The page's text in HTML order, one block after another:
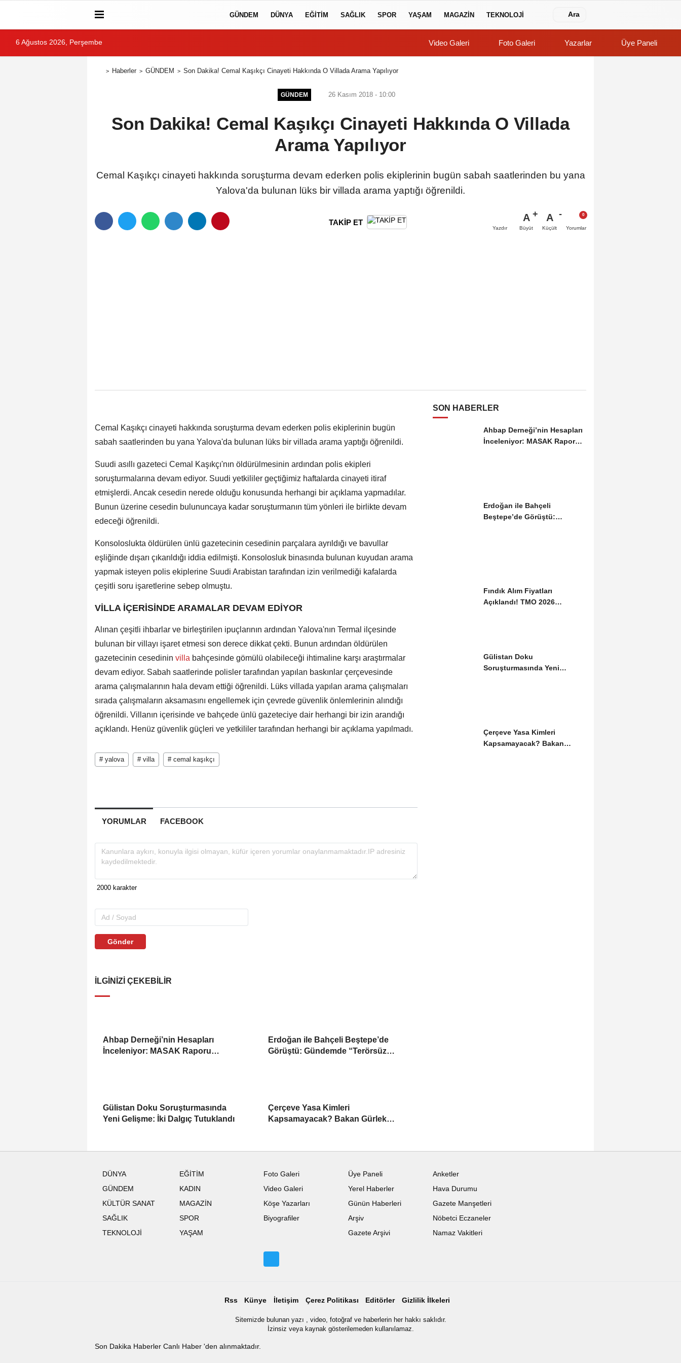
GÜNDEM DÜNYA EĞİTİM SAĞLIK SPOR YAŞAM MAGAZİN TEKNOLOJİ Ara
6 Ağustos 2026, Perşembe Video Galeri Foto Galeri Yazarlar Üye Paneli
Haberler GÜNDEM Son Dakika! Cemal Kaşıkçı Cinayeti Hakkında O Villada Arama Yapılıyor
GÜNDEM 26 Kasım 2018 - 10:00
Son Dakika! Cemal Kaşıkçı Cinayeti Hakkında O Villada
Arama Yapılıyor
Cemal Kaşıkçı cinayeti hakkında soruşturma devam ederken polis ekiplerinin bugün sabah saatlerinden bu yana
Yalova'da bulunan lüks bir villada arama yaptığı öğrenildi.
TAKİP ET
Yazdır
A
Büyüt
A
Küçült Yorumlar
Cemal Kaşıkçı cinayeti hakkında soruşturma devam ederken polis ekiplerinin bugün
sabah saatlerinden bu yana Yalova'da bulunan lüks bir villada arama yaptığı öğrenildi.
Suudi asıllı gazeteci Cemal Kaşıkçı'nın öldürülmesinin ardından polis ekipleri
soruşturmalarına devam ediyor. Suudi yetkililer geçtiğimiz haftalarda cinayeti itiraf
etmişlerdi. Ancak cesedin nerede olduğu konusunda herhangi bir açıklama yapmadılar.
Bunun üzerine cesedin bulununcaya kadar soruşturmanın tüm yönleri ile birlikte devam
edeceği öğrenildi.
Konsoloslukta öldürülen ünlü gazetecinin cesedinin parçalara ayrıldığı ve bavullar
eşliğinde dışarı çıkarıldığı iddia edilmişti. Konsolosluk binasında bulunan kuyudan arama
yapmak isteyen polis ekiplerine Suudi Arabistan tarafından izin verilmediği kafalarda
çeşitli soru işaretlerine sebep olmuştu.
VİLLA İÇERİSİNDE ARAMALAR DEVAM EDİYOR
Alınan çeşitli ihbarlar ve birleştirilen ipuçlarının ardından Yalova'nın Termal ilçesinde
bulunan bir villayı işaret etmesi son derece dikkat çekti. Bunun ardından öldürülen
gazetecinin cesedinin villa bahçesinde gömülü olabileceği ihtimaline karşı araştırmalar
devam ediyor. Sabah saatlerinde polisler tarafından yapılan baskınlar çerçevesinde
arama çalışmalarının hala devam ettiği öğrenildi. Lüks villada yapılan arama çalışmaları
sırada çalışmaların aksamasını engellemek için çevrede güvenlik önlemlerinin alındığı
öğrenildi. Villanın içerisinde ve bahçede ünlü gazeteciye dair herhangi bir izin arandığı
açıklandı. Henüz güvenlik güçleri ve yetkililer tarafından herhangi bir açıklama yapılmadı.
# yalova # villa # cemal kaşıkçı
YORUMLAR FACEBOOK
Gönder
İLGINIZI ÇEKEBILIR
Ahbap Derneği’nin Hesapları
İnceleniyor: MASAK Raporu
Erdoğan ile Bahçeli Beştepe’de
Görüştü: Gündemde “Terörsüz
Gülistan Doku Soruşturmasında
Yeni Gelişme: İki Dalgıç Tutuklandı
Çerçeve Yasa Kimleri
Kapsamayacak? Bakan Gürlek
SON HABERLER
Ahbap Derneği’nin Hesapları
İnceleniyor: MASAK Raporu
Erdoğan ile Bahçeli
Beştepe’de Görüştü:
Fındık Alım Fiyatları
Açıklandı! TMO 2026
Gülistan Doku
Soruşturmasında Yeni
Çerçeve Yasa Kimleri
Kapsamayacak? Bakan
DÜNYA
EĞİTİM
GÜNDEM
KADIN
KÜLTÜR SANAT
MAGAZİN
SAĞLIK
SPOR
TEKNOLOJİ
YAŞAM
Foto Galeri
Video Galeri
Köşe Yazarları
Biyografiler
Üye Paneli
Yerel Haberler
Günün Haberleri
Arşiv
Gazete Arşivi
Anketler
Hava Durumu
Gazete Manşetleri
Nöbetci Eczaneler
Namaz Vakitleri
Rss Künye İletişim Çerez Politikası Editörler Gizlilik İlkeleri
Sitemizde bulunan yazı , video, fotoğraf ve haberlerin her hakkı saklıdır.
İzinsiz veya kaynak gösterilemeden kullanılamaz.
Son Dakika Haberler Canlı Haber 'den alınmaktadır.